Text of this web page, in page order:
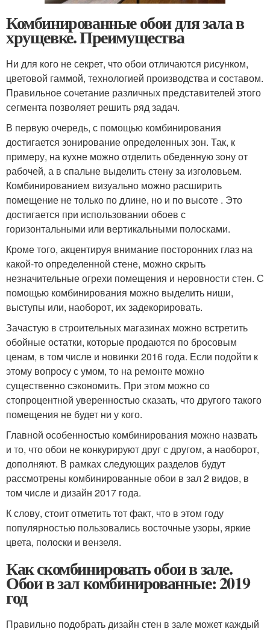
Комбинированные обои для зала в
хрущевке. Преимущества
Ни для кого не секрет, что обои отличаются рисунком,
цветовой гаммой, технологией производства и составом.
Правильное сочетание различных представителей этого
сегмента позволяет решить ряд задач.
В первую очередь, с помощью комбинирования
достигается зонирование определенных зон. Так, к
примеру, на кухне можно отделить обеденную зону от
рабочей, а в спальне выделить стену за изголовьем.
Комбинированием визуально можно расширить
помещение не только по длине, но и по высоте . Это
достигается при использовании обоев с
горизонтальными или вертикальными полосками.
Кроме того, акцентируя внимание посторонних глаз на
какой-то определенной стене, можно скрыть
незначительные огрехи помещения и неровности стен. С
помощью комбинирования можно выделить ниши,
выступы или, наоборот, их задекорировать.
Зачастую в строительных магазинах можно встретить
обойные остатки, которые продаются по бросовым
ценам, в том числе и новинки 2016 года. Если подойти к
этому вопросу с умом, то на ремонте можно
существенно сэкономить. При этом можно со
стопроцентной уверенностью сказать, что другого такого
помещения не будет ни у кого.
Главной особенностью комбинирования можно назвать
и то, что обои не конкурируют друг с другом, а наоборот,
дополняют. В рамках следующих разделов будут
рассмотрены комбинированные обои в зал 2 видов, в
том числе и дизайн 2017 года.
К слову, стоит отметить тот факт, что в этом году
популярностью пользовались восточные узоры, яркие
цвета, полоски и вензеля.
Как скомбинировать обои в зале.
Обои в зал комбинированные: 2019
год
Правильно подобрать дизайн стен в зале может каждый